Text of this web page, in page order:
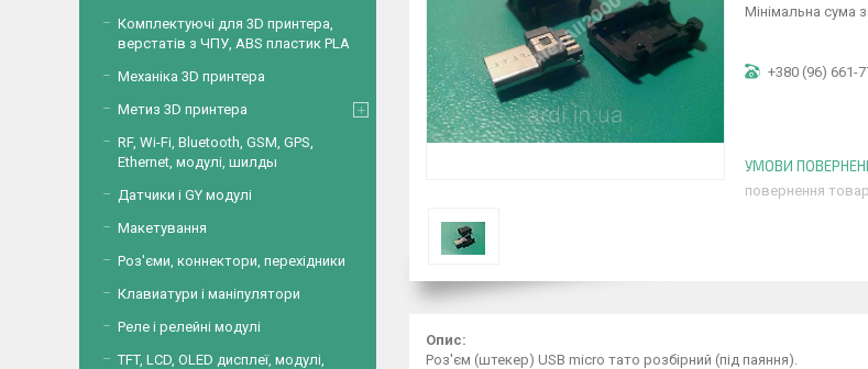
Мінімальна сума
+380 (96) 661-
повернення
Опис:
Роз'єм (штекер) USB micro тато розбірний (під паяння).
Комплектуючі для 3D принтера,
верстатів з ЧПУ, ABS пластик PLA
Механіка 3D принтера
Метиз 3D принтера
RF, Wi-Fi, Bluetooth, GSM, GPS,
Ethernet, модулі, шилды
Датчики і GY модулі
Макетування
Роз'єми, коннектори, перехідники
Клавиатури і маніпулятори
Реле і релейні модулі
TFT, LCD, OLED дисплеї, модулі,